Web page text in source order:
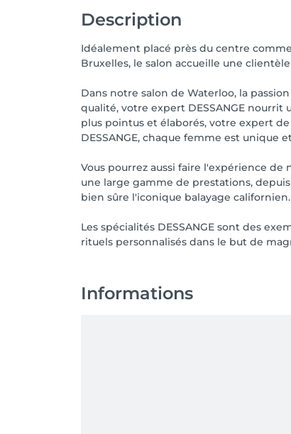
Description
Idéalement placé près du centre
Bruxelles, le salon accueille une
Dans notre salon de Waterloo, la
qualité, votre expert DESSANGE nourrit
plus pointus et élaborés, votre expert
DESSANGE, chaque femme est unique
Vous pourrez aussi faire l'expérience
une large gamme de prestations,
bien sûre l'iconique balayage californien.
Les spécialités DESSANGE sont des
rituels personnalisés dans le but de
Informations